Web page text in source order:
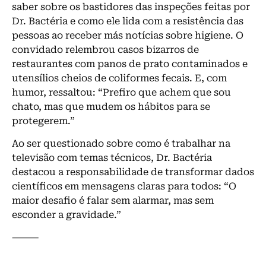
saber sobre os bastidores das inspeções feitas por
Dr. Bactéria e como ele lida com a resistência das
pessoas ao receber más notícias sobre higiene. O
convidado relembrou casos bizarros de
restaurantes com panos de prato contaminados e
utensílios cheios de coliformes fecais. E, com
humor, ressaltou: “Prefiro que achem que sou
chato, mas que mudem os hábitos para se
protegerem.”
Ao ser questionado sobre como é trabalhar na
televisão com temas técnicos, Dr. Bactéria
destacou a responsabilidade de transformar dados
científicos em mensagens claras para todos: “O
maior desafio é falar sem alarmar, mas sem
esconder a gravidade.”
⸻